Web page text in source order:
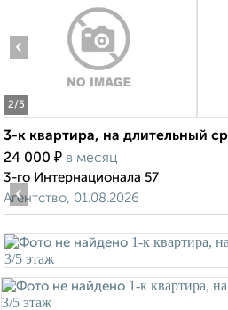
2/5
‹
3-к квартира, на длительный
24 000 ₽ в месяц
3-го Интернационала 57
Агентство, 01.08.2026
‹